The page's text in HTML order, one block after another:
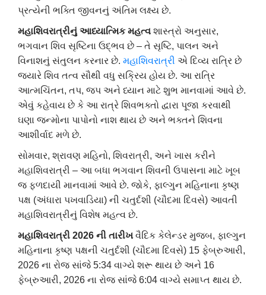
પ્રત્યેની ભક્તિ જીવનનું અંતિમ લક્ષ્ય છે.
મહાશિવરાત્રીનું આધ્યાત્મિક મહત્વ શાસ્ત્રો અનુસાર,
ભગવાન શિવ સૃષ્ટિના ઉદ્ભવ છે – તે સૃષ્ટિ, પાલન અને
વિનાશનું સંતુલન કરનાર છે. મહાશિવરાત્રી એ દિવ્ય રાત્રિ છે
જ્યારે શિવ તત્વ સૌથી વધુ સક્રિય હોય છે. આ રાત્રિ
આત્મચિંતન, તપ, જપ અને ધ્યાન માટે શુભ માનવામાં આવે છે.
એવું કહેવાય છે કે આ રાત્રે શિવભક્તો દ્વારા પૂજા કરવાથી
ઘણા જન્મોના પાપોનો નાશ થાય છે અને ભક્તને શિવના
આશીર્વાદ મળે છે.
સોમવાર, શ્રાવણ મહિનો, શિવરાત્રી, અને ખાસ કરીને
મહાશિવરાત્રી – આ બધા ભગવાન શિવની ઉપાસના માટે ખૂબ
જ ફળદાયી માનવામાં આવે છે. જોકે, ફાલ્ગુન મહિનાના કૃષ્ણ
પક્ષ (અંધારા પખવાડિયા) ની ચતુર્દશી (ચૌદમા દિવસે) આવતી
મહાશિવરાત્રીનું વિશેષ મહત્વ છે.
મહાશિવરાત્રી 2026 ની તારીખવૈદિક કેલેન્ડર મુજબ, ફાલ્ગુન
મહિનાના કૃષ્ણ પક્ષની ચતુર્દશી (ચૌદમા દિવસે) 15 ફેબ્રુઆરી,
2026 ના રોજ સાંજે 5:34 વાગ્યે શરૂ થાય છે અને 16
ફેબ્રુઆરી, 2026 ના રોજ સાંજે 6:04 વાગ્યે સમાપ્ત થાય છે.